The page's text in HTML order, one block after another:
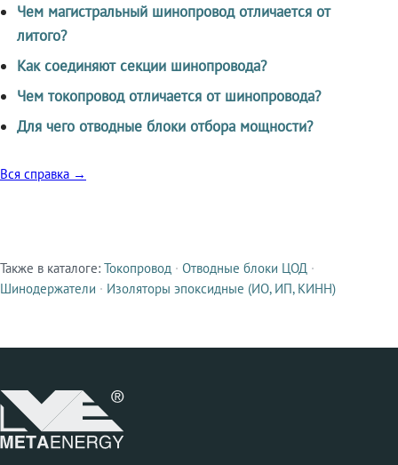
Чем магистральный шинопровод отличается от
литого?
Как соединяют секции шинопровода?
Чем токопровод отличается от шинопровода?
Для чего отводные блоки отбора мощности?
Вся справка →
Смежные продукты
Также в каталоге: Токопровод · Отводные блоки ЦОД ·
Шинодержатели · Изоляторы эпоксидные (ИО, ИП, КИНН)